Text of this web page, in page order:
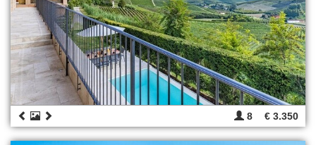
8 € 3.350